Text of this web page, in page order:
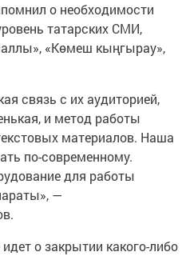
о необходимости
татарских СМИ,
«Көмеш кыңгырау»,
связь с их аудиторией,
и метод работы
материалов. Наша
по-современному.
для работы
—
о закрытии какого-либо